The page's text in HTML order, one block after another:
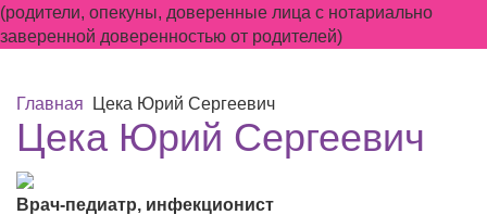
(родители, опекуны, доверенные лица с нотариально
заверенной доверенностью от родителей)
Главная Цека Юрий Сергеевич
Цека Юрий Сергеевич
Врач-педиатр, инфекционист